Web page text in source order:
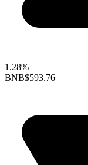
1.28%
BNB$593.76